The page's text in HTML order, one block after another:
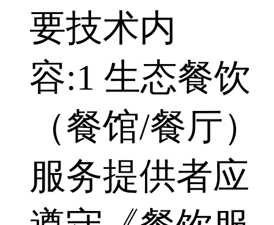
要技术内
容:1 生态餐饮
（餐馆/餐厅）
服务提供者应